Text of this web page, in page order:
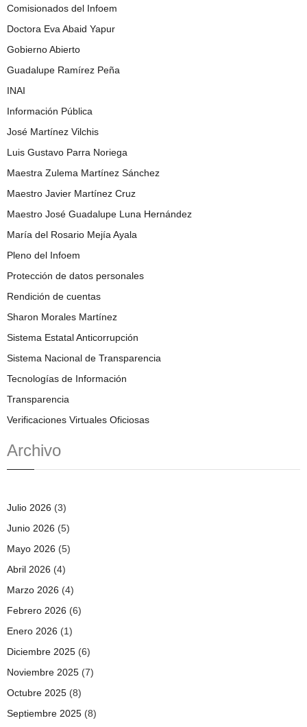
Comisionados del Infoem
Doctora Eva Abaid Yapur
Gobierno Abierto
Guadalupe Ramírez Peña
INAI
Información Pública
José Martínez Vilchis
Luis Gustavo Parra Noriega
Maestra Zulema Martínez Sánchez
Maestro Javier Martínez Cruz
Maestro José Guadalupe Luna Hernández
María del Rosario Mejía Ayala
Pleno del Infoem
Protección de datos personales
Rendición de cuentas
Sharon Morales Martínez
Sistema Estatal Anticorrupción
Sistema Nacional de Transparencia
Tecnologías de Información
Transparencia
Verificaciones Virtuales Oficiosas
Archivo
Julio 2026 (3)
Junio 2026 (5)
Mayo 2026 (5)
Abril 2026 (4)
Marzo 2026 (4)
Febrero 2026 (6)
Enero 2026 (1)
Diciembre 2025 (6)
Noviembre 2025 (7)
Octubre 2025 (8)
Septiembre 2025 (8)